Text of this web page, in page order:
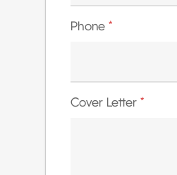
Phone *
Cover Letter *